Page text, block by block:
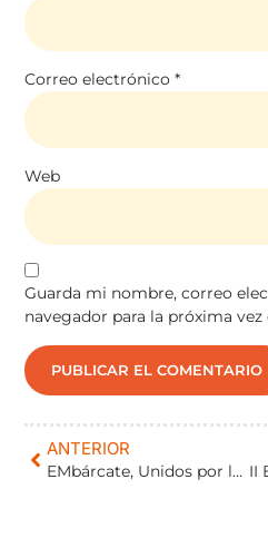
Correo electrónico*
Web
Guarda mi nombre, correo
navegador para la próxima
ANTERIOR
EMbárcate, Unidos por la Esclerosis Múltiple: reto solidario para dar visibilidad a la EM.